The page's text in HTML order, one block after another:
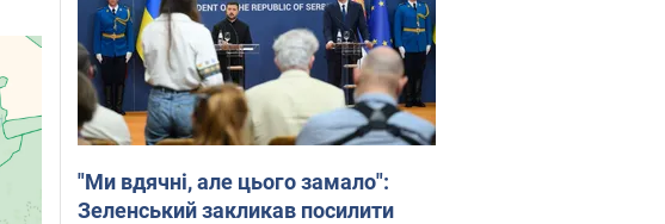
"Ми вдячні, але цього замало":
Зеленський закликав посилити